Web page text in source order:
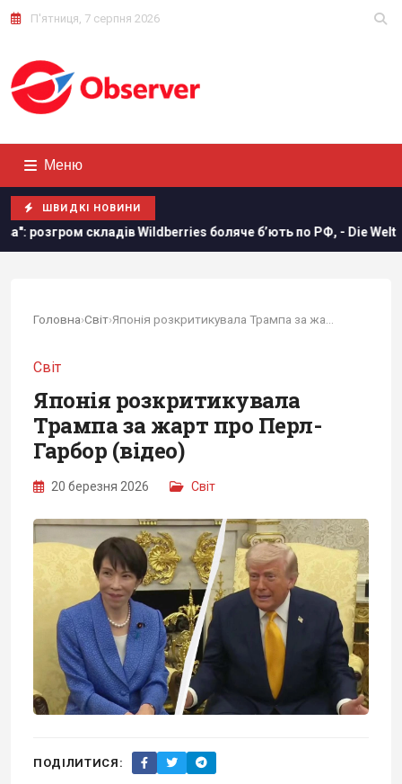
П'ятниця, 7 серпня 2026
Меню
ШВИДКІ НОВИНИ
боляче бʼють по РФ, - Die Welt Росія
Головна›Світ›
Світ
Японія розкритикувала
Трампа за жарт про Перл-
Гарбор (відео)
20 березня 2026 Світ
ПОДІЛИТИСЯ: